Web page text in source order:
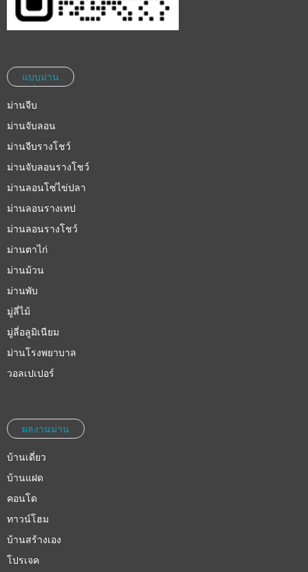
แบบม่าน
ม่านจีบ
ม่านจับลอน
ม่านจีบรางโชว์
ม่านจับลอนรางโชว์
ม่านลอนโซ่ไข่ปลา
ม่านลอนรางเทป
ม่านลอนรางโชว์
ม่านตาไก่
ม่านม้วน
ม่านพับ
มู่ลี่ไม้
มู่ลี่อลูมิเนียม
ม่านโรงพยาบาล
วอลเปเปอร์
ผลงานม่าน
บ้านเดี่ยว
บ้านแฝด
คอนโด
ทาวน์โฮม
บ้านสร้างเอง
โปรเจค